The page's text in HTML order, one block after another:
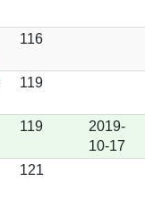
116
119
119
2019-
10-17
121